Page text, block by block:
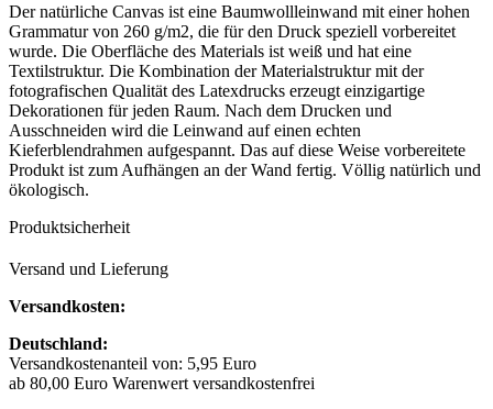
Der natürliche Canvas ist eine Baumwollleinwand mit einer hohen
Grammatur von 260 g/m2, die für den Druck speziell vorbereitet
wurde. Die Oberfläche des Materials ist weiß und hat eine
Textilstruktur. Die Kombination der Materialstruktur mit der
fotografischen Qualität des Latexdrucks erzeugt einzigartige
Dekorationen für jeden Raum. Nach dem Drucken und
Ausschneiden wird die Leinwand auf einen echten
Kieferblendrahmen aufgespannt. Das auf diese Weise vorbereitete
Produkt ist zum Aufhängen an der Wand fertig. Völlig natürlich und
ökologisch.
Produktsicherheit
Versand und Lieferung
Versandkosten:
Deutschland:
Versandkostenanteil von: 5,95 Euro
ab 80,00 Euro Warenwert versandkostenfrei